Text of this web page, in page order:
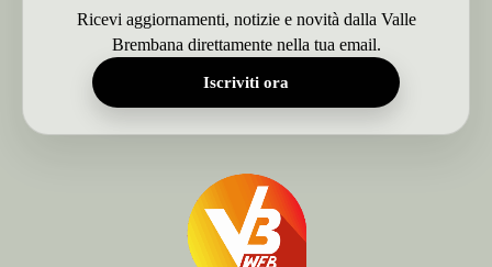
Ricevi aggiornamenti, notizie e novità dalla Valle
Brembana direttamente nella tua email.
Iscriviti ora